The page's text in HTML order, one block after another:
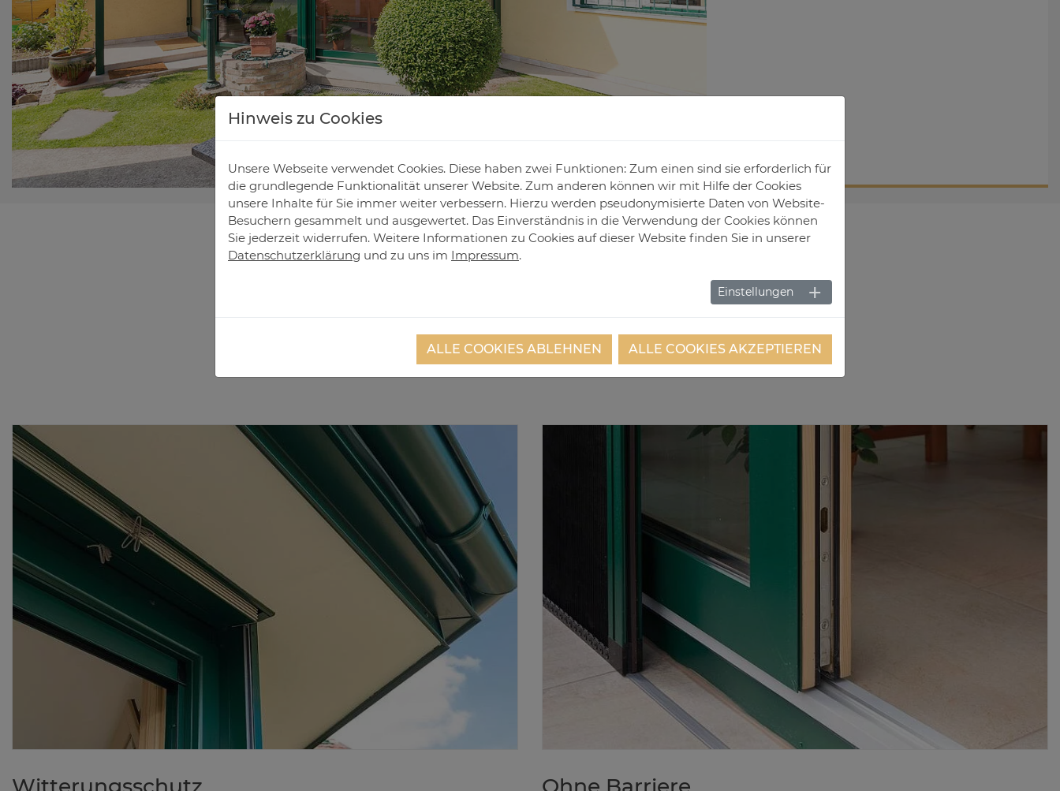
DE­TAILS
Hinweis zu Cookies
Unsere Webseite verwendet Cookies. Diese haben zwei Funktionen: Zum einen sind sie erforderlich für
die grundlegende Funktionalität unserer Website. Zum anderen können wir mit Hilfe der Cookies
unsere Inhalte für Sie immer weiter verbessern. Hierzu werden pseudonymisierte Daten von Website-
Besuchern gesammelt und ausgewertet. Das Einverständnis in die Verwendung der Cookies können
Sie jederzeit widerrufen. Weitere Informationen zu Cookies auf dieser Website finden Sie in unserer
Datenschutzerklärung und zu uns im Impressum.
Einstellungen
ALLE COOKIES ABLEHNEN ALLE COOKIES AKZEPTIEREN